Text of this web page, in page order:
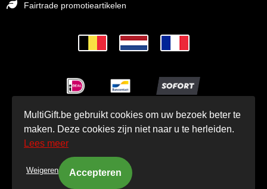
Fairtrade promotieartikelen
© MultiGift Relatiegeschenken 1993 - 2026
MultiGift.be gebruikt cookies om uw bezoek beter te
maken. Deze cookies zijn niet naar u te herleiden.
Lees meer
Weigeren